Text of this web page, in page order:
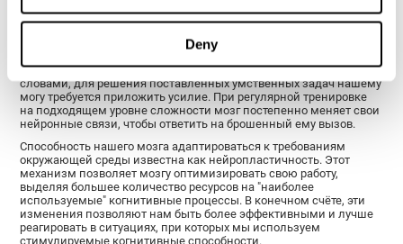
Deny
Тренировка CogniFit при рассеянном склерозе состоит из ряда
нейропсихологических упражнений, бросающих вызов нашему
мозгу с учётом конкретных потребностей пользователя. Другими
словами, для решения поставленных умственных задач нашему
могу требуется приложить усилие. При регулярной тренировке
на подходящем уровне сложности мозг постепенно меняет свои
нейронные связи, чтобы ответить на брошенный ему вызов.
Способность нашего мозга адаптироваться к требованиям
окружающей среды известна как нейропластичность. Этот
механизм позволяет мозгу оптимизировать свою работу,
выделяя большее количество ресурсов на "наиболее
используемые" когнитивные процессы. В конечном счёте, эти
изменения позволяют нам быть более эффективными и лучше
реагировать в ситуациях, при которых мы используем
стимулируемые когнитивные способности.